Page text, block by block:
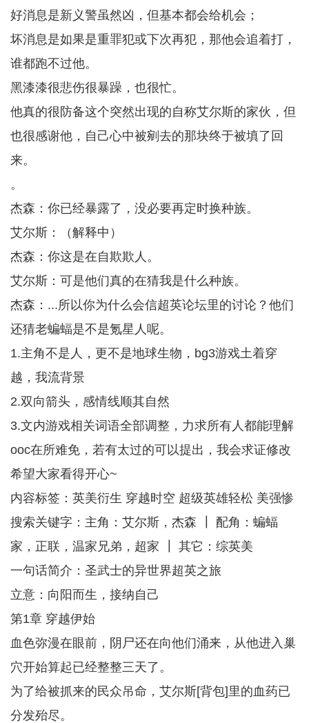
好消息是新义警虽然凶，但基本都会给机会；
坏消息是如果是重罪犯或下次再犯，那他会追着打，
谁都跑不过他。
黑漆漆很悲伤很暴躁，也很忙。
他真的很防备这个突然出现的自称艾尔斯的家伙，但
也很感谢他，自己心中被剜去的那块终于被填了回
来。
。
杰森：你已经暴露了，没必要再定时换种族。
艾尔斯：（解释中）
杰森：你这是在自欺欺人。
艾尔斯：可是他们真的在猜我是什么种族。
杰森：...所以你为什么会信超英论坛里的讨论？他们
还猜老蝙蝠是不是氪星人呢。
1.主角不是人，更不是地球生物，bg3游戏土着穿
越，我流背景
2.双向箭头，感情线顺其自然
3.文内游戏相关词语全部调整，力求所有人都能理解
ooc在所难免，若有太过的可以提出，我会求证修改
希望大家看得开心~
内容标签：英美衍生 穿越时空 超级英雄轻松 美强惨
搜索关键字：主角：艾尔斯，杰森 ┃ 配角：蝙蝠
家，正联，温家兄弟，超家 ┃ 其它：综英美
一句话简介：圣武士的异世界超英之旅
立意：向阳而生，接纳自己
第1章 穿越伊始
血色弥漫在眼前，阴尸还在向他们涌来，从他进入巢
穴开始算起已经整整三天了。
为了给被抓来的民众吊命，艾尔斯[背包]里的血药已
分发殆尽。